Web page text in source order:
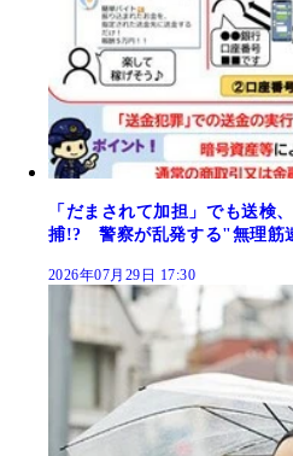
「だまされて加担」でも送検
捕!? 警察が乱発する"無理筋
2026年07月29日 17:30